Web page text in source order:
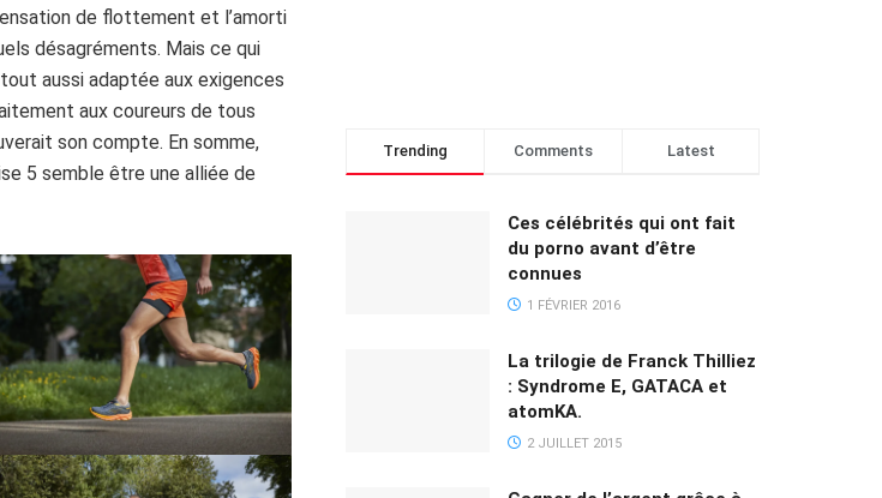
de flottement et l’amorti
désagréments. Mais ce qui
aussi adaptée aux exigences
aux coureurs de tous
son compte. En somme,
5 semble être une alliée de
Trending Comments Latest
Ces célébrités qui ont fait
du porno avant d’être
connues
1 FÉVRIER 2016
La trilogie de Franck Thilliez
: Syndrome E, GATACA et
atomKA.
2 JUILLET 2015